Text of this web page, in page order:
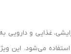
غذایی و دارویی
می‌شود. این